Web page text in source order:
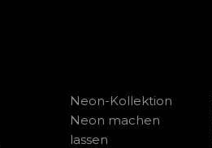
Neon-Kollektion
Neon machen
lassen